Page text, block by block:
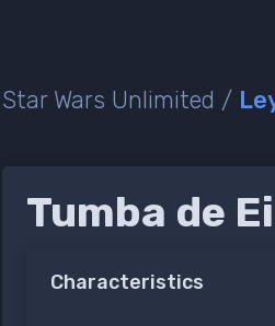
Star Wars Unlimited /
Tumba de
Characteristics